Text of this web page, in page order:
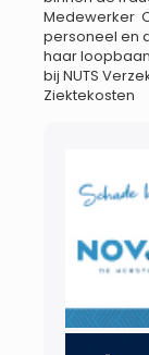
Medewerker
personeel en
haar
bij NUTS
Ziektekosten